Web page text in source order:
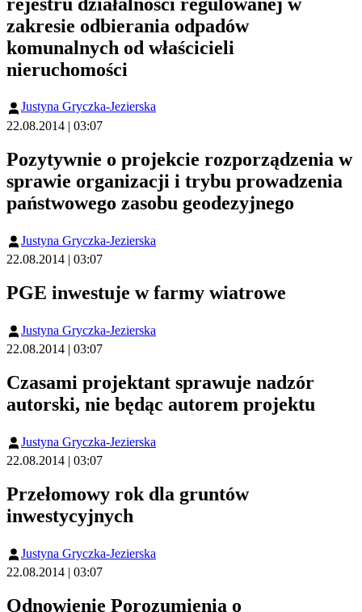
zakresie odbierania odpadów
komunalnych od właścicieli
nieruchomości
Justyna Gryczka-Jezierska
22.08.2014 | 03:07
Pozytywnie o projekcie rozporządzenia w
sprawie organizacji i trybu prowadzenia
państwowego zasobu geodezyjnego
Justyna Gryczka-Jezierska
22.08.2014 | 03:07
PGE inwestuje w farmy wiatrowe
Justyna Gryczka-Jezierska
22.08.2014 | 03:07
Czasami projektant sprawuje nadzór
autorski, nie będąc autorem projektu
Justyna Gryczka-Jezierska
22.08.2014 | 03:07
Przełomowy rok dla gruntów
inwestycyjnych
Justyna Gryczka-Jezierska
22.08.2014 | 03:07
Odnowienie Porozumienia o